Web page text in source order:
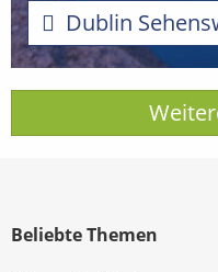
Dublin
Beliebte Themen